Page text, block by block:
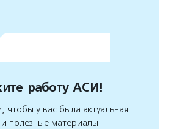
работу АСИ!
у вас была актуальная
полезные материалы